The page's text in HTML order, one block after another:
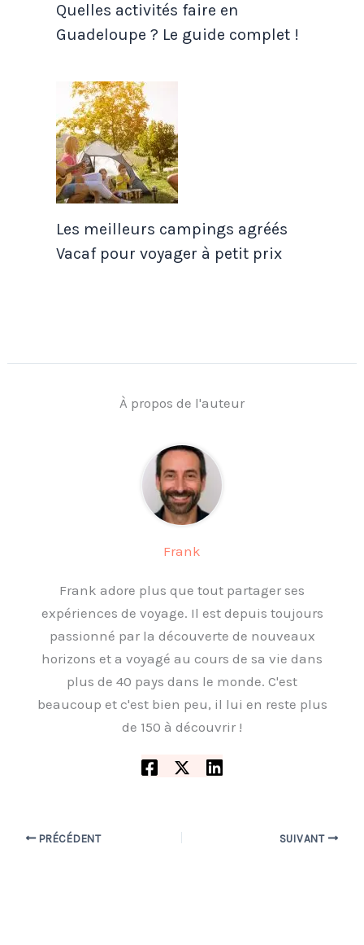
Quelles activités faire en
Guadeloupe ? Le guide complet !
Les meilleurs campings agréés
Vacaf pour voyager à petit prix
À propos de l'auteur
Frank
Frank adore plus que tout partager ses
expériences de voyage. Il est depuis toujours
passionné par la découverte de nouveaux
horizons et a voyagé au cours de sa vie dans
plus de 40 pays dans le monde. C'est
beaucoup et c'est bien peu, il lui en reste plus
de 150 à découvrir !
PRÉCÉDENT SUIVANT